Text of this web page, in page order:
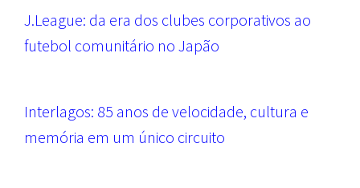
J.League: da era dos clubes corporativos ao
futebol comunitário no Japão
Interlagos: 85 anos de velocidade, cultura e
memória em um único circuito